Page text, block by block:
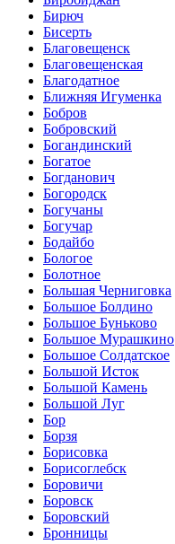
Бирюч
Бисерть
Благовещенск
Благовещенская
Благодатное
Ближняя Игуменка
Бобров
Бобровский
Богандинский
Богатое
Богданович
Богородск
Богучаны
Богучар
Бодайбо
Бологое
Болотное
Большая Черниговка
Большое Болдино
Большое Буньково
Большое Мурашкино
Большое Солдатское
Большой Исток
Большой Камень
Большой Луг
Бор
Борзя
Борисовка
Борисоглебск
Боровичи
Боровск
Боровский
Бронницы